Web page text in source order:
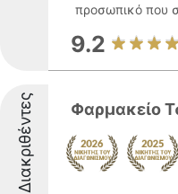
προσωπικό που
9.2
Διακριθέντες Φαρμακείο